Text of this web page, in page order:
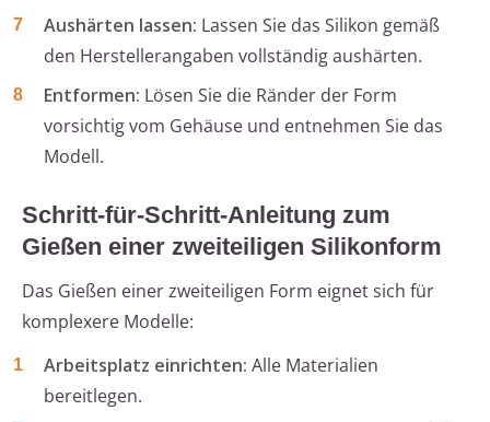
Aushärten lassen: Lassen Sie das Silikon gemäß
den Herstellerangaben vollständig aushärten.
Entformen: Lösen Sie die Ränder der Form
vorsichtig vom Gehäuse und entnehmen Sie das
Modell.
Schritt-für-Schritt-Anleitung zum
Gießen einer zweiteiligen Silikonform
Das Gießen einer zweiteiligen Form eignet sich für
komplexere Modelle:
Arbeitsplatz einrichten: Alle Materialien
bereitlegen.